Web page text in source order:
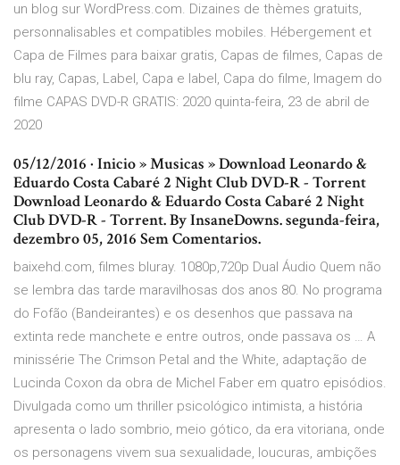
un blog sur WordPress.com. Dizaines de thèmes gratuits,
personnalisables et compatibles mobiles. Hébergement et
Capa de Filmes para baixar gratis, Capas de filmes, Capas de
blu ray, Capas, Label, Capa e label, Capa do filme, Imagem do
filme CAPAS DVD-R GRATIS: 2020 quinta-feira, 23 de abril de
2020
05/12/2016 · Inicio » Musicas » Download Leonardo &
Eduardo Costa Cabaré 2 Night Club DVD-R - Torrent
Download Leonardo & Eduardo Costa Cabaré 2 Night
Club DVD-R - Torrent. By InsaneDowns. segunda-feira,
dezembro 05, 2016 Sem Comentarios.
baixehd.com, filmes bluray. 1080p,720p Dual Áudio Quem não
se lembra das tarde maravilhosas dos anos 80. No programa
do Fofão (Bandeirantes) e os desenhos que passava na
extinta rede manchete e entre outros, onde passava os … A
minissérie The Crimson Petal and the White, adaptação de
Lucinda Coxon da obra de Michel Faber em quatro episódios.
Divulgada como um thriller psicológico intimista, a história
apresenta o lado sombrio, meio gótico, da era vitoriana, onde
os personagens vivem sua sexualidade, loucuras, ambições